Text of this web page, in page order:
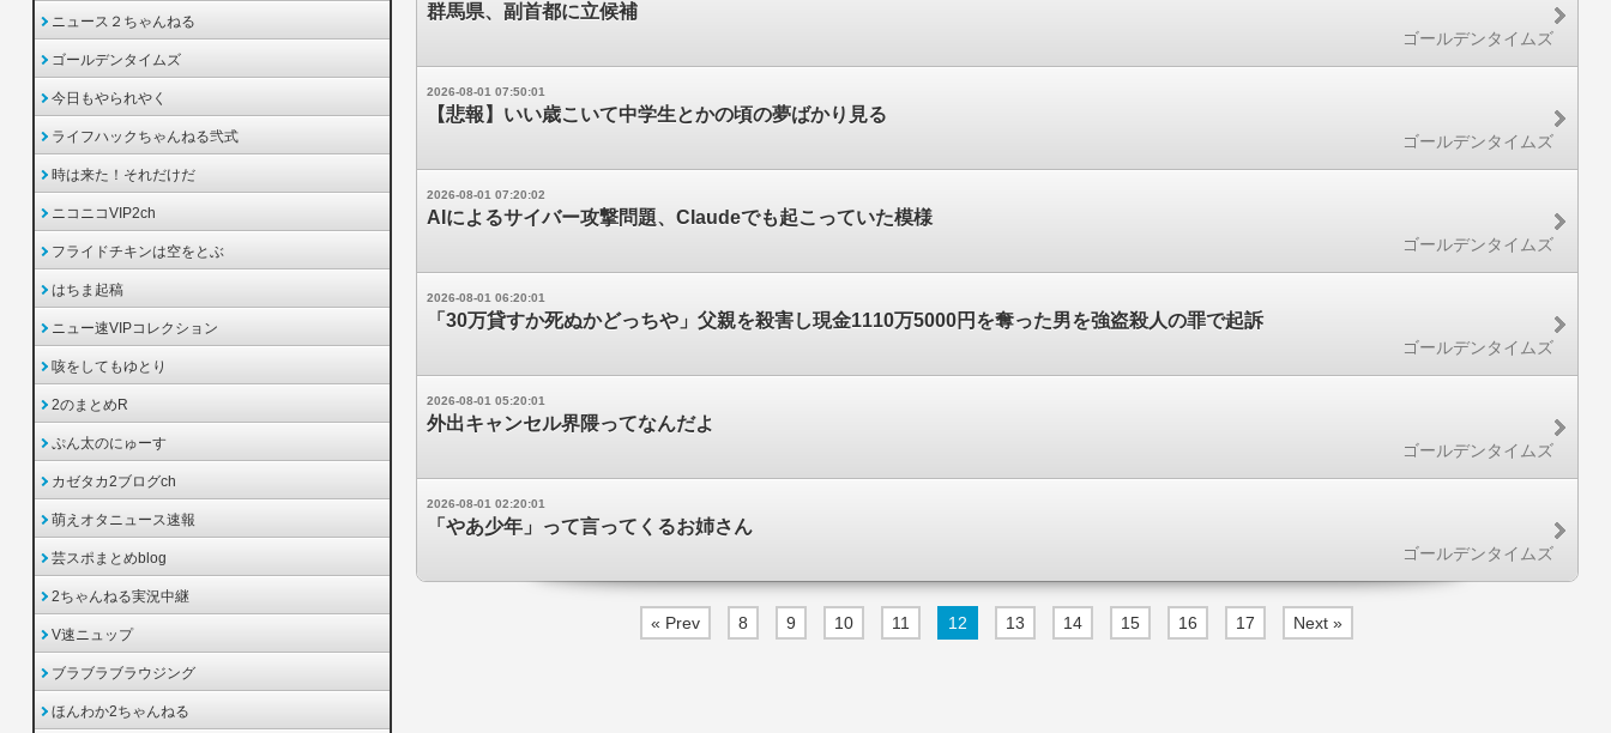
群馬県、副首都に立候補
ゴールデンタイムズ
2026-08-01 07:50:01
【悲報】いい歳こいて中学生とかの頃の夢ばかり見る
ゴールデンタイムズ
2026-08-01 07:20:02
AIによるサイバー攻撃問題、Claudeでも起こっていた模様
ゴールデンタイムズ
2026-08-01 06:20:01
「30万貸すか死ぬかどっちや」父親を殺害し現金1110万5000円を奪った男を強盗殺人の罪で起訴
ゴールデンタイムズ
2026-08-01 05:20:01
外出キャンセル界隈ってなんだよ
ゴールデンタイムズ
2026-08-01 02:20:01
「やあ少年」って言ってくるお姉さん
ゴールデンタイムズ
« Prev 8 9 10 11 12 13 14 15 16 17 Next »
ニュース２ちゃんねる
ゴールデンタイムズ
今日もやられやく
ライフハックちゃんねる弐式
時は来た！それだけだ
ニコニコVIP2ch
フライドチキンは空をとぶ
はちま起稿
ニュー速VIPコレクション
咳をしてもゆとり
2のまとめR
ぷん太のにゅーす
カゼタカ2ブログch
萌えオタニュース速報
芸スポまとめblog
2ちゃんねる実況中継
V速ニュップ
ブラブラブラウジング
ほんわか2ちゃんねる